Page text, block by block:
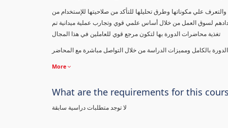
علي مكوناتها وطرق تحليلها للتأكد من صلاحيتها للإستخدام من
ومتابعينا في 97 دولة علي مستوي العالم لإعدادهم لسوق العمل من خلال أساس علمي قوي وتجارب عملية ميدانية تم
تغذية محاضرات الدورة بها لتكون مرجع قوي للعاملين في هذا المجال
بالكامل ومميزات الدراسة من خلال التواصل مباشرة مع المحاضر
More
What are the requirements for this
لا توجد متطلبات دراسية سابقة